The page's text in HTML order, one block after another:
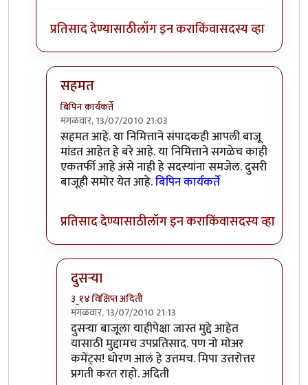
प्रतिसाद देण्यासाठीलॉग इन कराकिंवासदस्य व्हा
सहमत
बिपिन कार्यकर्ते
मंगळवार, 13/07/2010 21:03
In reply toपारदर्शकता निश्चित आहेbyचित्रा
सहमत आहे. या निमित्ताने संपादकही आपली बाजू
मांडत आहेत हे बरे आहे. या निमित्ताने सगळेच काही
एकतर्फी आहे असे नाही हे सदस्यांना समजेल. दुसरी
बाजूही समोर येत आहे.बिपिन कार्यकर्ते
प्रतिसाद देण्यासाठीलॉग इन कराकिंवासदस्य व्हा
दुसर्‍या
३_१४ विक्षिप्त अदिती
मंगळवार, 13/07/2010 21:13
In reply toसहमतbyबिपिन कार्यकर्ते
दुसर्‍या बाजूला याहीपेक्षा जास्त मुद्दे आहेत
यासाठी मुद्दामच उपप्रतिसाद. पण नो मोअर
कमेंट्स! धोरण आलं हे उत्तमच. मिपा उत्तरोत्तर
प्रगती करत राहो. अदिती